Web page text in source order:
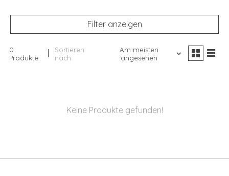
Filter anzeigen
0
Produkte
Sortieren
nach
Am meisten
angesehen
Keine Produkte gefunden!